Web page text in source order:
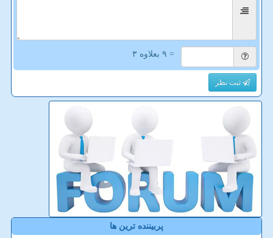
= ۹ بعلاوه ۳
ثبت نظر
پربیننده ترین ها